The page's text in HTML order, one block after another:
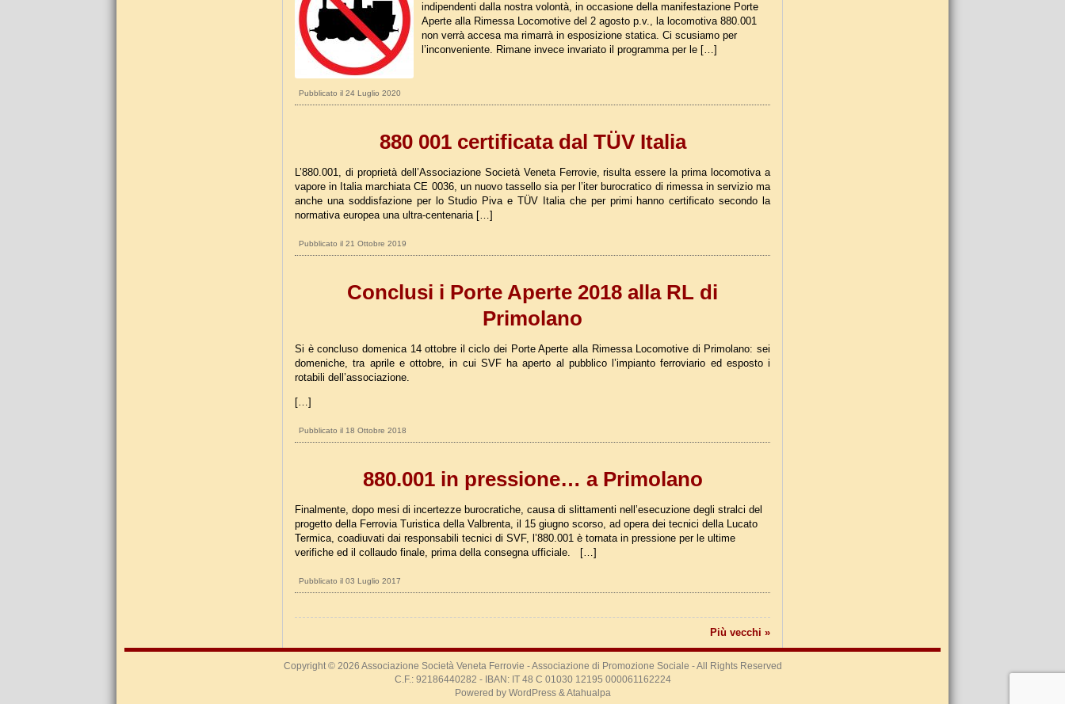
indipendenti dalla nostra volontà, in occasione della manifestazione Porte
Aperte alla Rimessa Locomotive del 2 agosto p.v., la locomotiva 880.001
non verrà accesa ma rimarrà in esposizione statica. Ci scusiamo per
l’inconveniente. Rimane invece invariato il programma per le […]
Pubblicato il 24 Luglio 2020
880 001 certificata dal TÜV Italia
L’880.001, di proprietà dell’Associazione Società Veneta Ferrovie, risulta essere la prima locomotiva a
vapore in Italia marchiata CE 0036, un nuovo tassello sia per l’iter burocratico di rimessa in servizio ma
anche una soddisfazione per lo Studio Piva e TÜV Italia che per primi hanno certificato secondo la
normativa europea una ultra-centenaria […]
Pubblicato il 21 Ottobre 2019
Conclusi i Porte Aperte 2018 alla RL di
Primolano
Si è concluso domenica 14 ottobre il ciclo dei Porte Aperte alla Rimessa Locomotive di Primolano: sei
domeniche, tra aprile e ottobre, in cui SVF ha aperto al pubblico l’impianto ferroviario ed esposto i
rotabili dell’associazione.
[…]
Pubblicato il 18 Ottobre 2018
880.001 in pressione… a Primolano
Finalmente, dopo mesi di incertezze burocratiche, causa di slittamenti nell’esecuzione degli stralci del
progetto della Ferrovia Turistica della Valbrenta, il 15 giugno scorso, ad opera dei tecnici della Lucato
Termica, coadiuvati dai responsabili tecnici di SVF, l’880.001 è tornata in pressione per le ultime
verifiche ed il collaudo finale, prima della consegna ufficiale. […]
Pubblicato il 03 Luglio 2017
Più vecchi »
Copyright © 2026 Associazione Società Veneta Ferrovie - Associazione di Promozione Sociale - All Rights Reserved
C.F.: 92186440282 - IBAN: IT 48 C 01030 12195 000061162224
Powered by WordPress&Atahualpa